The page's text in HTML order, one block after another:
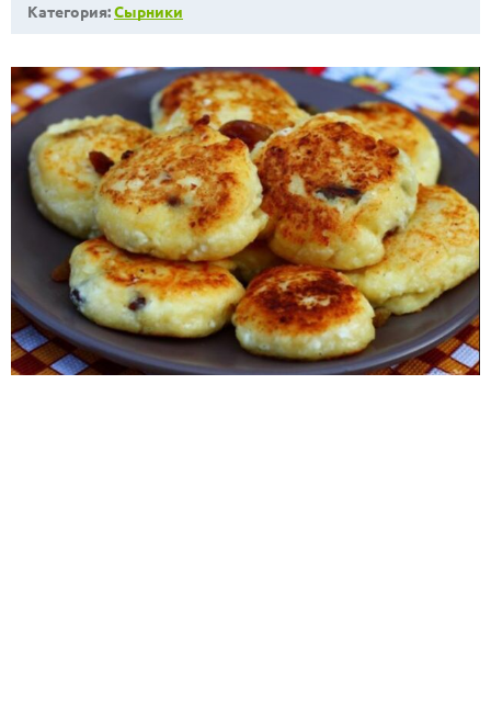
Категория:Сырники